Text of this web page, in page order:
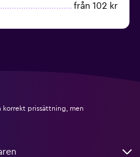
från 102 kr
korrekt prissättning, men